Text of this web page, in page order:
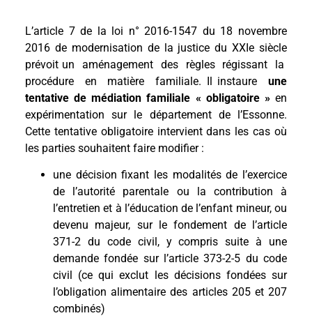
L’article 7 de la loi n° 2016-1547 du 18 novembre
2016 de modernisation de la justice du XXIe siècle
prévoit un aménagement des règles régissant la
procédure en matière familiale. Il instaure une
tentative de médiation familiale « obligatoire »en
expérimentation sur le département de l’Essonne.
Cette tentative obligatoire intervient dans les cas où
les parties souhaitent faire modifier :
une décision fixant les modalités de l’exercice
de l’autorité parentale ou la contribution à
l’entretien et à l’éducation de l’enfant mineur, ou
devenu majeur, sur le fondement de l’article
371-2 du code civil, y compris suite à une
demande fondée sur l’article 373-2-5 du code
civil (ce qui exclut les décisions fondées sur
l’obligation alimentaire des articles 205 et 207
combinés)